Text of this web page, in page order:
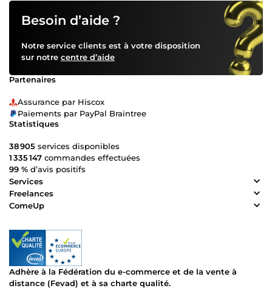
Besoin d’aide ?
Notre service clients est à votre disposition
sur notre centre d’aide
Partenaires
Assurance par Hiscox
Paiements par PayPal Braintree
Statistiques
38 905 services disponibles
1 335 147 commandes effectuées
99 % d’avis positifs
Services
Freelances
ComeUp
Adhère à la Fédération du e-commerce et de la vente à
distance (Fevad) et à sa charte qualité.